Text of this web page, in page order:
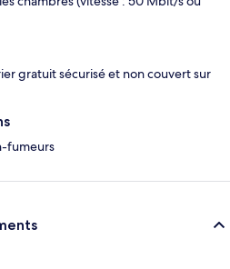
gratuit sécurisé et non couvert sur
fumeurs